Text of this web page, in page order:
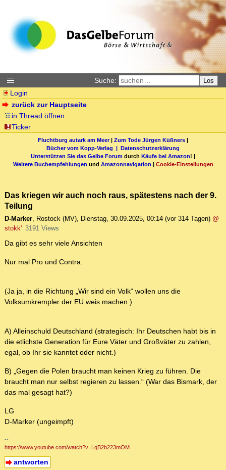
Suche: Los
Login
zurück zur Hauptseite
in Thread öffnen
Ticker
Fluchtburg autark am Meer| Zum Tode Jürgen Küßners |
Bücher vom Kopp-Verlag | Datenschutzerklärung
Unterstützen Sie das Gelbe Forum durch Käufe bei Amazon! |
Weitere Buchempfehlungen und Amazonnavigation | Cookie-Einstellungen
Das kriegen wir auch noch raus, spätestens nach der 9.
Teilung
D-Marker, Rostock (MV), Dienstag, 30.09.2025, 00:14 (vor 314 Tagen) @
stokk' 3191 Views
Da gibt es sehr viele Ansichten
Nur mal Pro und Contra:
(Ja ja, in die Richtung „Wir sind ein Volk“ wollen uns die
Volksumkrempler der EU weis machen.)
A) Alleinschuld Deutschland (strategisch: Ihr Deutschen habt bis in
die etlichste Generation für Eure Väter und Großväter zu zahlen,
egal, ob Ihr sie kanntet oder nicht.)
B) „Gegen die Polen braucht man keinen Krieg zu führen. Die
braucht man nur selbst regieren zu lassen.“ (War das Bismark, der
das mal gesagt hat?)
LG
D-Marker (ungeimpft)
--
https://www.youtube.com/watch?v=LqB2b223mOM
antworten